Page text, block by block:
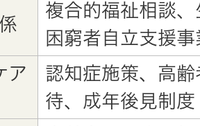
複合的福祉相談、
困窮者自立支援事
ア
認知症施策、高齢
待、成年後見制度